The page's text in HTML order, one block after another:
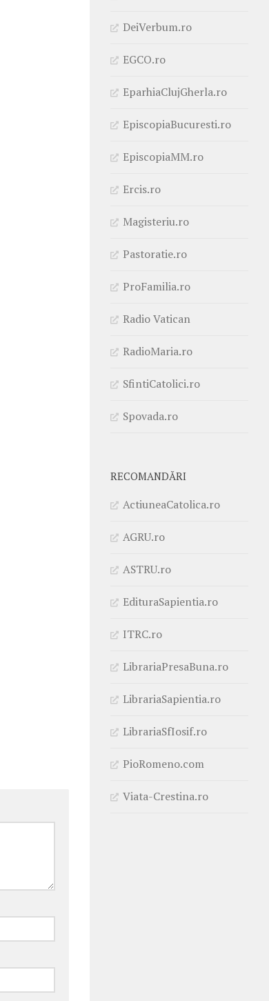
DeiVerbum.ro
EGCO.ro
EparhiaClujGherla.ro
EpiscopiaBucuresti.ro
EpiscopiaMM.ro
Ercis.ro
Magisteriu.ro
Pastoratie.ro
ProFamilia.ro
Radio Vatican
RadioMaria.ro
SfintiCatolici.ro
Spovada.ro
RECOMANDĂRI
ActiuneaCatolica.ro
AGRU.ro
ASTRU.ro
EdituraSapientia.ro
ITRC.ro
LibrariaPresaBuna.ro
LibrariaSapientia.ro
LibrariaSfIosif.ro
PioRomeno.com
Viata-Crestina.ro